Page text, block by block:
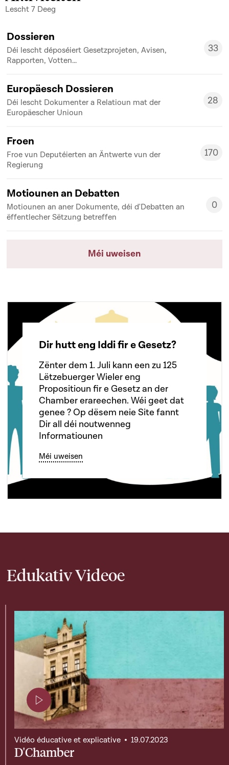
Lescht 7 Deeg
Dossieren
Déi lescht déposéiert Gesetzprojeten, Avisen,
Rapporten, Votten...
33
33
Europäesch Dossieren
Déi lescht Dokumenter a Relatioun mat der
Europäescher Unioun
28
28
Froen
Froe vun Deputéierten an Äntwerte vun der
Regierung
170
170
Motiounen an Debatten
Motiounen an aner Dokumente, déi d'Debatten an
ëffentlecher Sëtzung betreffen
0
0
Méi uweisen
Dir hutt eng Iddi fir e Gesetz?
Zënter dem 1. Juli kann een zu 125
Lëtzebuerger Wieler eng
Propositioun fir e Gesetz an der
Chamber erareechen. Wéi geet dat
genee ? Op dësem neie Site fannt
Dir all déi noutwenneg
Informatiounen
Méi uweisen
Edukativ Videoe
Page contenant une vidéo
D'Chamber
Vidéo éducative et explicative 19.07.2023